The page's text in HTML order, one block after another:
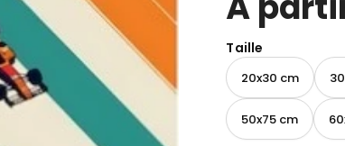
Taille
20x30 cm
50x75 cm